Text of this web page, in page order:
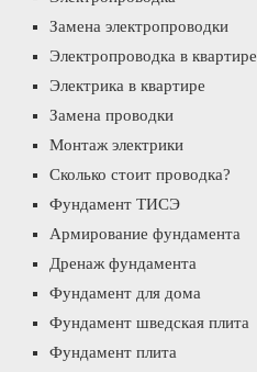
Замена электропроводки
Электропроводка в квартире
Электрика в квартире
Замена проводки
Монтаж электрики
Сколько стоит проводка?
Фундамент ТИСЭ
Армирование фундамента
Дренаж фундамента
Фундамент для дома
Фундамент шведская плита
Фундамент плита